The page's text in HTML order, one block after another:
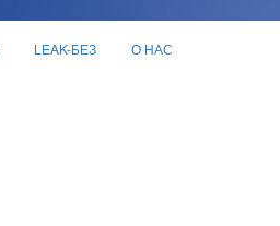
LEAK-БЕЗ О НАС